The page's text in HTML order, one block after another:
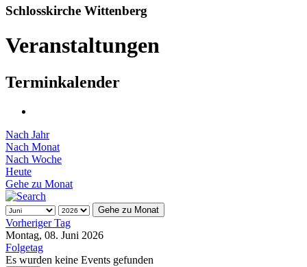
Schlosskirche Wittenberg
Veranstaltungen
Terminkalender
Nach Jahr
Nach Monat
Nach Woche
Heute
Gehe zu Monat
Gehe zu Monat
Vorheriger Tag
Montag, 08. Juni 2026
Folgetag
Es wurden keine Events gefunden